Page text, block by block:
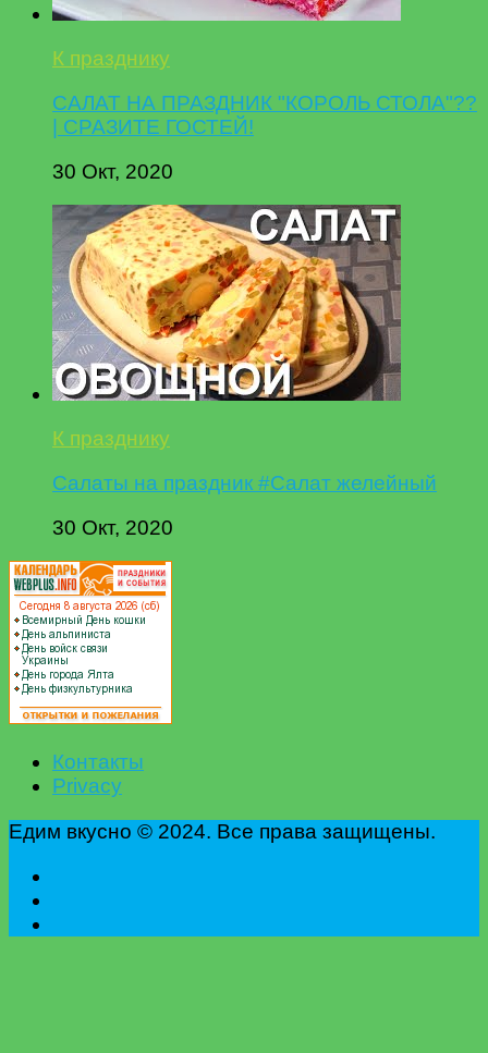
К празднику
САЛАТ НА ПРАЗДНИК "КОРОЛЬ СТОЛА"??
| СРАЗИТЕ ГОСТЕЙ!
30 Окт, 2020
К празднику
Салаты на праздник #Салат желейный
30 Окт, 2020
Контакты
Privacy
Едим вкусно © 2024. Все права защищены.